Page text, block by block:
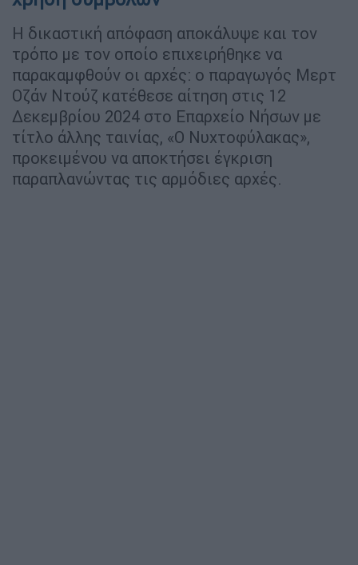
Η δικαστική απόφαση αποκάλυψε και τον
τρόπο με τον οποίο επιχειρήθηκε να
παρακαμφθούν οι αρχές: ο παραγωγός Μερτ
Οζάν Ντούζ κατέθεσε αίτηση στις 12
Δεκεμβρίου 2024 στο Επαρχείο Νήσων με
τίτλο άλλης ταινίας, «Ο Νυχτοφύλακας»,
προκειμένου να αποκτήσει έγκριση
παραπλανώντας τις αρμόδιες αρχές.